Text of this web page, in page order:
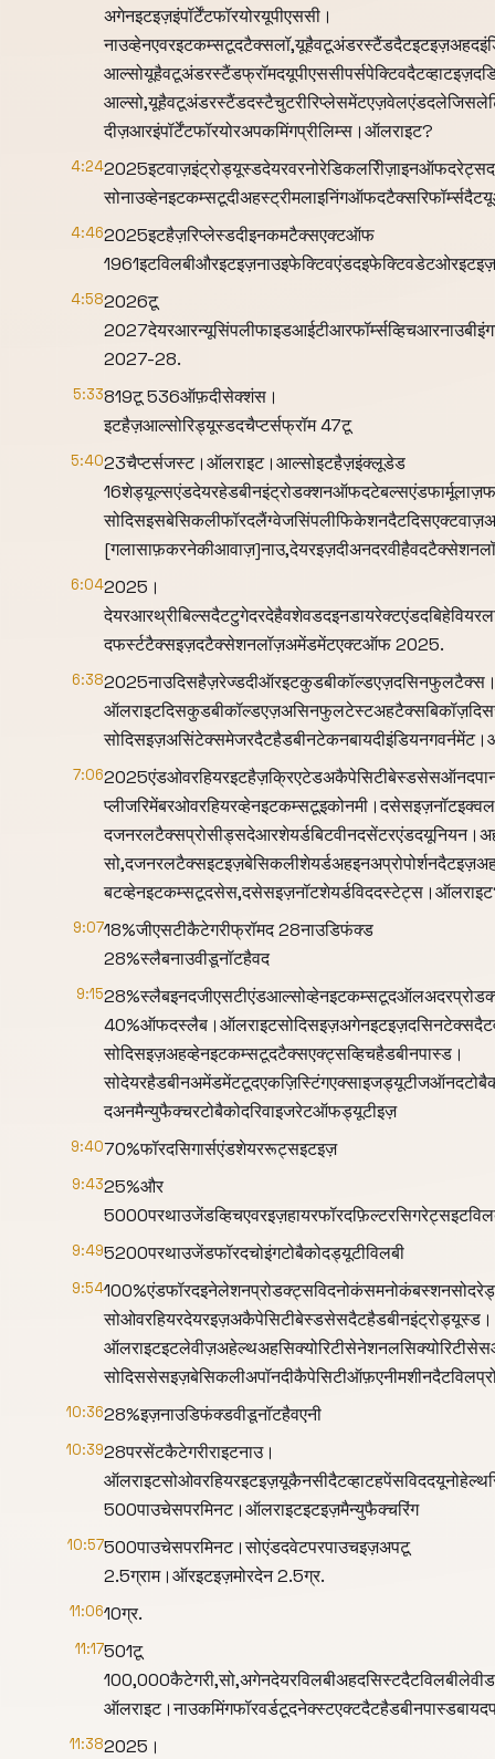
अगेनइटइज़इंपॉर्टेंटफॉरयोरयूपीएससी।
दीज़आरइंपॉर्टेंटफॉरयोरअपकमिंगप्रीलिम्स।ऑलराइट?
4:24
4:462025इटहैज़रिप्लेस्डदीइनकमटैक्सएक्टऑफ
4:582026टू
2027-28.
5:33819टू 536ऑफ़दीसेक्शंस।
इटहैज़आल्सोरिड्यूस्डदचैप्टर्सफ्रॉम 47टू
5:4023चैप्टर्सजस्ट।ऑलराइट।आल्सोइटहैज़इंक्लूडेड
6:042025।
दफर्स्टटैक्सइज़दटैक्सेशनलॉज़अमेंडमेंटएक्टऑफ 2025.
6:38
7:06
9:0718%जीएसटीकैटेगरीफ्रॉमद 28नाउडिफंक्ड
28%स्लैबनाउवीडूनॉटहैवद
9:15
सोदिसइज़अहव्हेनइटकम्सटूदटैक्सएक्ट्सव्हिचहैडबीनपास्ड।
दअनमैन्युफैक्चरटोबैकोदरिवाइजरेटऑफड्यूटीइज़
9:4070%फॉरदसिगार्सएंडशेयररूट्सइटइज़
9:4325%और
9:49₹5200परथाउजेंडफॉरदचोइंगटोबैकोदड्यूटीविलबी
9:54
सोओवरहियरदेयरइज़अकैपेसिटीबेस्डसेसदैटहैडबीनइंट्रोड्यूस्ड।
10:3628%इज़नाउडिफंक्डवीडूनॉटहैवएनी
10:3928परसेंटकैटेगरीराइटनाउ।
500पाउचेसपरमिनट।ऑलराइटइटइज़मैन्युफैक्चरिंग
10:57500पाउचेसपरमिनट।सोएंडदवेटपरपाउचइज़अपटू
2.5ग्राम।ऑरइटइज़मोरदेन 2.5ग्र.
11:0610ग्र.
11:17501टू
11:382025।